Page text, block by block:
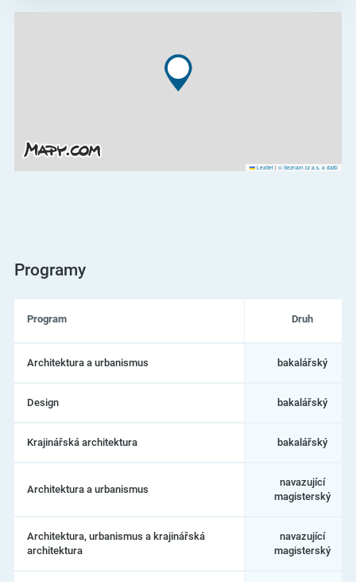
Leaflet | © Seznam.cz a.s. a další
Programy
programů
vysoké
technické
Fakulta
Program Druh
Architektura a urbanismus bakalářský
Design bakalářský
Krajinářská architektura bakalářský
Architektura a urbanismus
navazující
magisterský
Architektura, urbanismus a krajinářská
architektura
navazující
magisterský